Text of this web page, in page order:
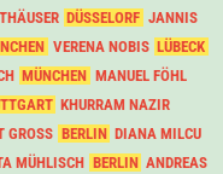
DÜSSELORF JANNIS
VERENA NOBIS LÜBECK
MÜNCHEN MANUEL FÖHL
KHURRAM NAZIR
GROSS BERLIN DIANA MILCU
MÜHLISCH BERLIN ANDREAS